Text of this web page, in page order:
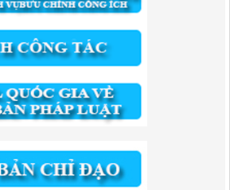
duyệt quy trình nội bộ giải quyết thủ tục
kinh tế tỉnh Cao Bằng
danh mục thủ tục hành chính mới ban
nghiệp, khu kinh tế thuộc thẩm quyền
lý Khu kinh tế tỉnh Cao Bằng